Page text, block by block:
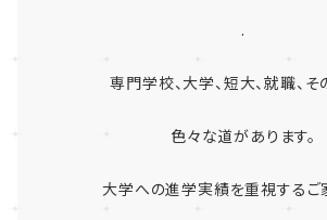
.
専門学校、大学、短大、就職、その
色々な道があります。
大学への進学実績を重視するご